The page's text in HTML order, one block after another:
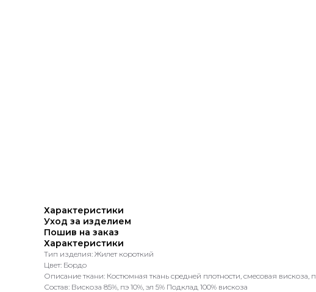
Характеристики
Уход за изделием
Пошив на заказ
Характеристики
Тип изделия: Жилет короткий
Цвет: Бордо
Описание ткани: Костюмная ткань средней плотности, смесовая
Состав: Вискоза 85%, пэ 10%, эл 5% Подклад 100% вискоза